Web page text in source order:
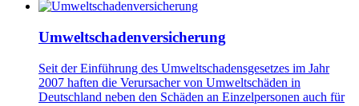
Umweltschadenversicherung
Seit der Einführung des Umweltschadensgesetzes im Jahr
2007 haften die Verursacher von Umweltschäden in
Deutschland neben den Schäden an Einzelpersonen auch für